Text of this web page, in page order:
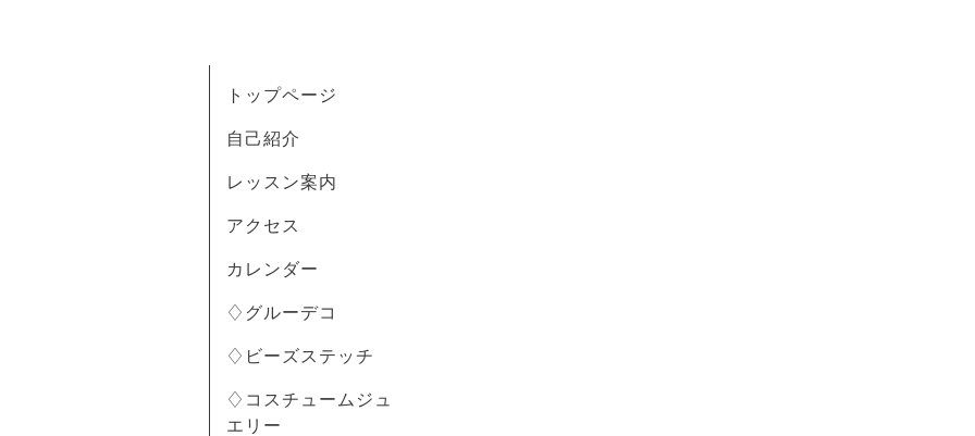
トップページ
自己紹介
レッスン案内
アクセス
カレンダー
♢グルーデコ
♢ビーズステッチ
♢コスチュームジュ
エリー